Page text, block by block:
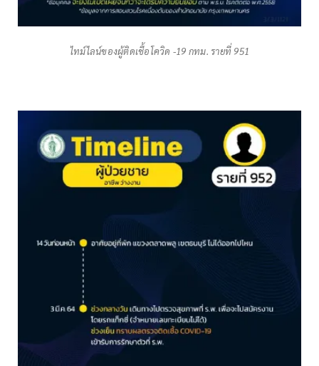
ไทม์ไลน์ของผู้ติดเชื้อโควิด -19 กทม. รายที่ 951